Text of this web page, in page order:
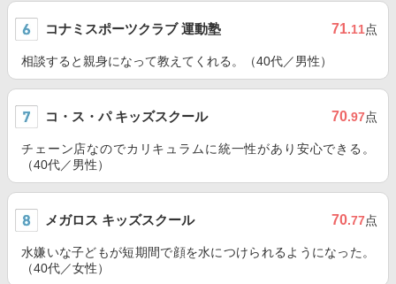
コナミスポーツクラブ 運動塾 71.11点
相談すると親身になって教えてくれる。（40代／男性）
コ・ス・パ キッズスクール 70.97点
チェーン店なのでカリキュラムに統一性があり安心できる。
（40代／男性）
メガロス キッズスクール 70.77点
水嫌いな子どもが短期間で顔を水につけられるようになった。
（40代／女性）